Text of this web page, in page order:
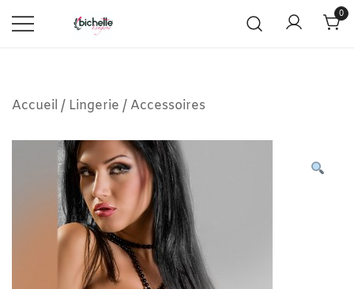
0
Accueil / Lingerie /Accessoires